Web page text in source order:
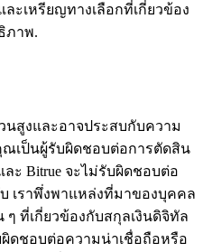
Finale
ะเหรียญทางเลือกที่เกี่ยวข้อง
ภาพ.
สูงและอาจประสบกับความ
ณเป็นผู้รับผิดชอบต่อการตัดสิน
ะ Bitrue จะไม่รับผิดชอบต่อ
เราพึ่งพาแหล่งที่มาของบุคคล
ที่เกี่ยวข้องกับสกุลเงินดิจิทัล
ผิดชอบต่อความน่าเชื่อถือหรือ